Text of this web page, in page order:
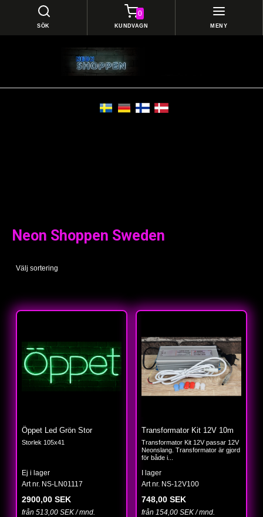
SÖK
0
KUNDVAGN MENY
Neon Shoppen Sweden
Välj sortering
Öppet Led Grön Stor
Storlek 105x41
Ej i lager
Art nr. NS-LN01117
2900,00 SEK
från 513,00 SEK / mnd.
Transformator Kit 12V 10m
Transformator Kit 12V passar 12V
Neonslang. Transformator är gjord
för både i...
I lager
Art nr. NS-12V100
748,00 SEK
från 154,00 SEK / mnd.